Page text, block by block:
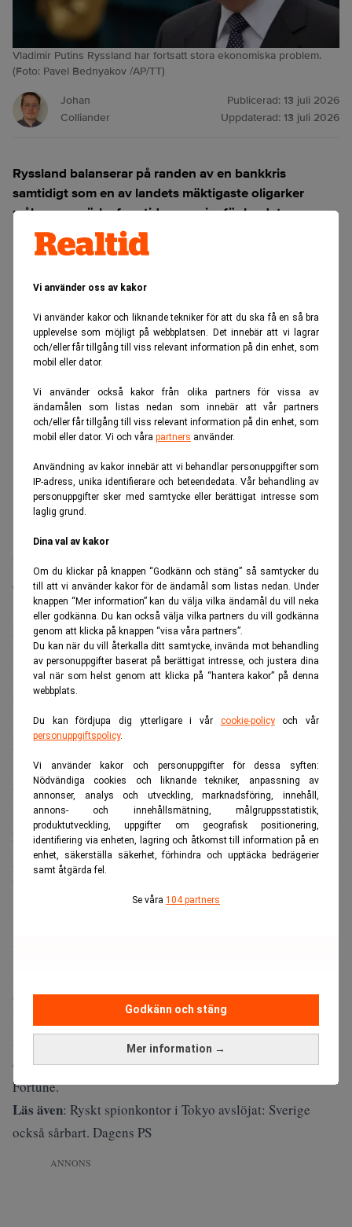
Vi använder oss av kakor
Vi använder kakor och liknande tekniker för att du ska få en så bra
upplevelse som möjligt på webbplatsen. Det innebär att vi lagrar
och/eller får tillgång till viss relevant information på din enhet, som
mobil eller dator.
Vi använder också kakor från olika partners för vissa av
ändamålen som listas nedan som innebär att vår partners
och/eller får tillgång till viss relevant information på din enhet, som
mobil eller dator. Vi och våra partners använder.
Användning av kakor innebär att vi behandlar personuppgifter som
IP-adress, unika identifierare och beteendedata. Vår behandling av
personuppgifter sker med samtycke eller berättigat intresse som
laglig grund.
Dina val av kakor
Om du klickar på knappen “Godkänn och stäng” så samtycker du
till att vi använder kakor för de ändamål som listas nedan. Under
knappen “Mer information” kan du välja vilka ändamål du vill neka
eller godkänna. Du kan också välja vilka partners du vill godkänna
genom att klicka på knappen “visa våra partners”.
Du kan när du vill återkalla ditt samtycke, invända mot behandling
av personuppgifter baserat på berättigat intresse, och justera dina
val när som helst genom att klicka på “hantera kakor” på denna
webbplats.
Du kan fördjupa dig ytterligare i vår cookie-policyoch vår
personuppgiftspolicy.
Vi använder kakor och personuppgifter för dessa syften:
Nödvändiga cookies och liknande tekniker, anpassning av
annonser, analys och utveckling, marknadsföring, innehåll,
annons- och innehållsmätning, målgruppsstatistik,
produktutveckling, uppgifter om geografisk positionering,
identifiering via enheten, lagring och åtkomst till information på en
enhet, säkerställa säkerhet, förhindra och upptäcka bedrägerier
samt åtgärda fel.
Se våra 104 partners
Mer information →
Godkänn och stäng
Vladimir Putins Ryssland har fortsatt stora ekonomiska problem.
(Foto: Pavel Bednyakov /AP/TT)
Johan
Colliander
Publicerad: 13 juli 2026
Uppdaterad: 13 juli 2026
Ryssland balanserar på randen av en bankkris
samtidigt som en av landets mäktigaste oligarker
målar upp mörka framtidsscenarier för landet,
inklusive risken att president Vladimir Putin griper till
kärnvapen om kriget går i baklås.
ANNONS
Enligt en europeisk underrättelserapport som Reuters tagit
del av riskerar Ryssland en ”explosiv” bankkris eftersom
landets banker fått bära en allt större del av bördan för
krigsekonomin.
Rapporten, som färdigställdes i juni inför EU:s 21:a
sanktionspaket, varnar för att försämrade lån och växande
skuldsättning hos hushållen skapar en situation som kan
utlösas av nya sanktioner mot banksektorn.
Missa inte:Nytt EU-rekord i rysk gasimport. Realtid
Rapporten menar att uppskattningsvis 10 procent av
företagslånen är osäkra, en kraftig ökning sedan 2024,
medan andelen nödlidande lån hos vissa storbanker nått så
högt som 15 procent. Mer än 500 000 ryssar gick i
personlig konkurs under 2025, en ökning med nästan en
tredjedel, samtidigt som statliga program uppmuntrat över
13 miljoner ryssar att ta minst tre lån samtidigt.
Rysslands centralbank har tonat ned riskerna för en större
bankkris, och vice centralbankschef
nyligen att sårbarheterna i finanssektorn inte är kritiska.
Statskassan pressas – pensioner i farozonen
Den ryska statsbudgetens underskott hade vid utgången av
maj svällt till 6 biljoner rubel (83 miljarder dollar), mer än
dubbelt så mycket som vid samma tidpunkt 2025, skriver
Fortune.
Läs även: Ryskt spionkontor i Tokyo avslöjat: Sverige
också sårbart. Dagens PS
ANNONS